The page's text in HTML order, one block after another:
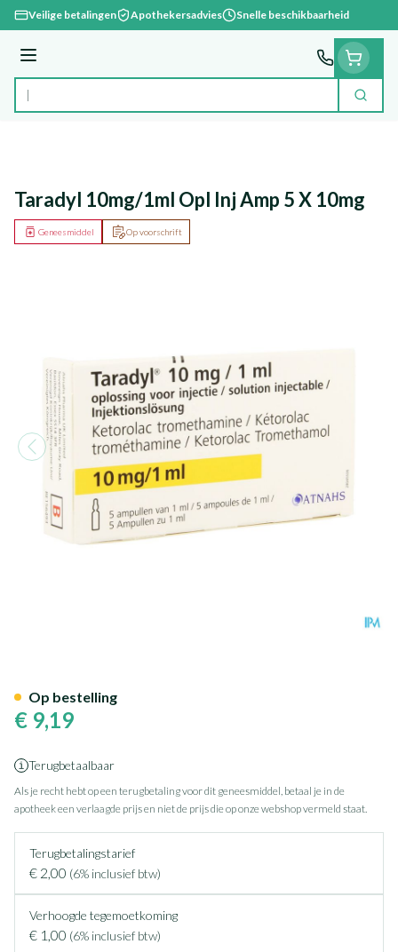
Ga naar de inhoud
Veilige betalingen Apothekersadvies Snelle beschikbaarheid
Menu
Product, merk, categorie... Zoek
Taradyl 10mg/1ml Opl Inj Amp 5 X 10mg
Op voorschrift
Geneesmiddel
€ 9,19
Terugbetaalbaar
Als je recht hebt op een terugbetaling voor dit geneesmiddel, betaal je in de
apotheek een verlaagde prijs en niet de prijs die op onze webshop vermeld staat.
Terugbetalingstarief
€ 2,00 (6% inclusief btw)
Verhoogde tegemoetkoming
€ 1,00 (6% inclusief btw)
Op bestelling